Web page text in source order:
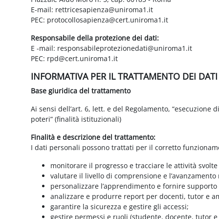
E-mail: rettricesapienza@uniroma1.it
PEC: protocollosapienza@cert.uniroma1.it
Responsabile della protezione dei dati:
E -mail: responsabileprotezionedati@uniroma1.it
PEC: rpd@cert.uniroma1.it
INFORMATIVA PER IL TRATTAMENTO DEI
Base giuridica del trattamento
Ai sensi dell’art. 6, lett. e del Regolamento,
poteri” (finalità istituzionali)
Finalità e descrizione del trattamento:
I dati personali possono trattati per il corretto
monitorare il progresso e tracciare le attività
valutare il livello di comprensione e l’avanzamento
personalizzare l’apprendimento e fornire
analizzare e produrre report per docenti, tutor e
garantire la sicurezza e gestire gli accessi;
gestire permessi e ruoli (studente, docente, tutor